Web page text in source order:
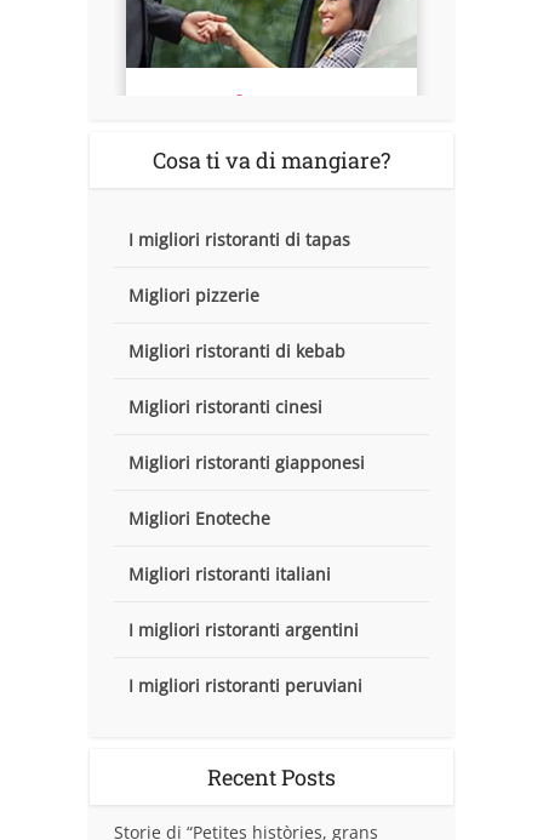
Cosa ti va di mangiare?
I migliori ristoranti di tapas
Migliori pizzerie
Migliori ristoranti di kebab
Migliori ristoranti cinesi
Migliori ristoranti giapponesi
Migliori Enoteche
Migliori ristoranti italiani
I migliori ristoranti argentini
I migliori ristoranti peruviani
Recent Posts
Storie di “Petites històries, grans